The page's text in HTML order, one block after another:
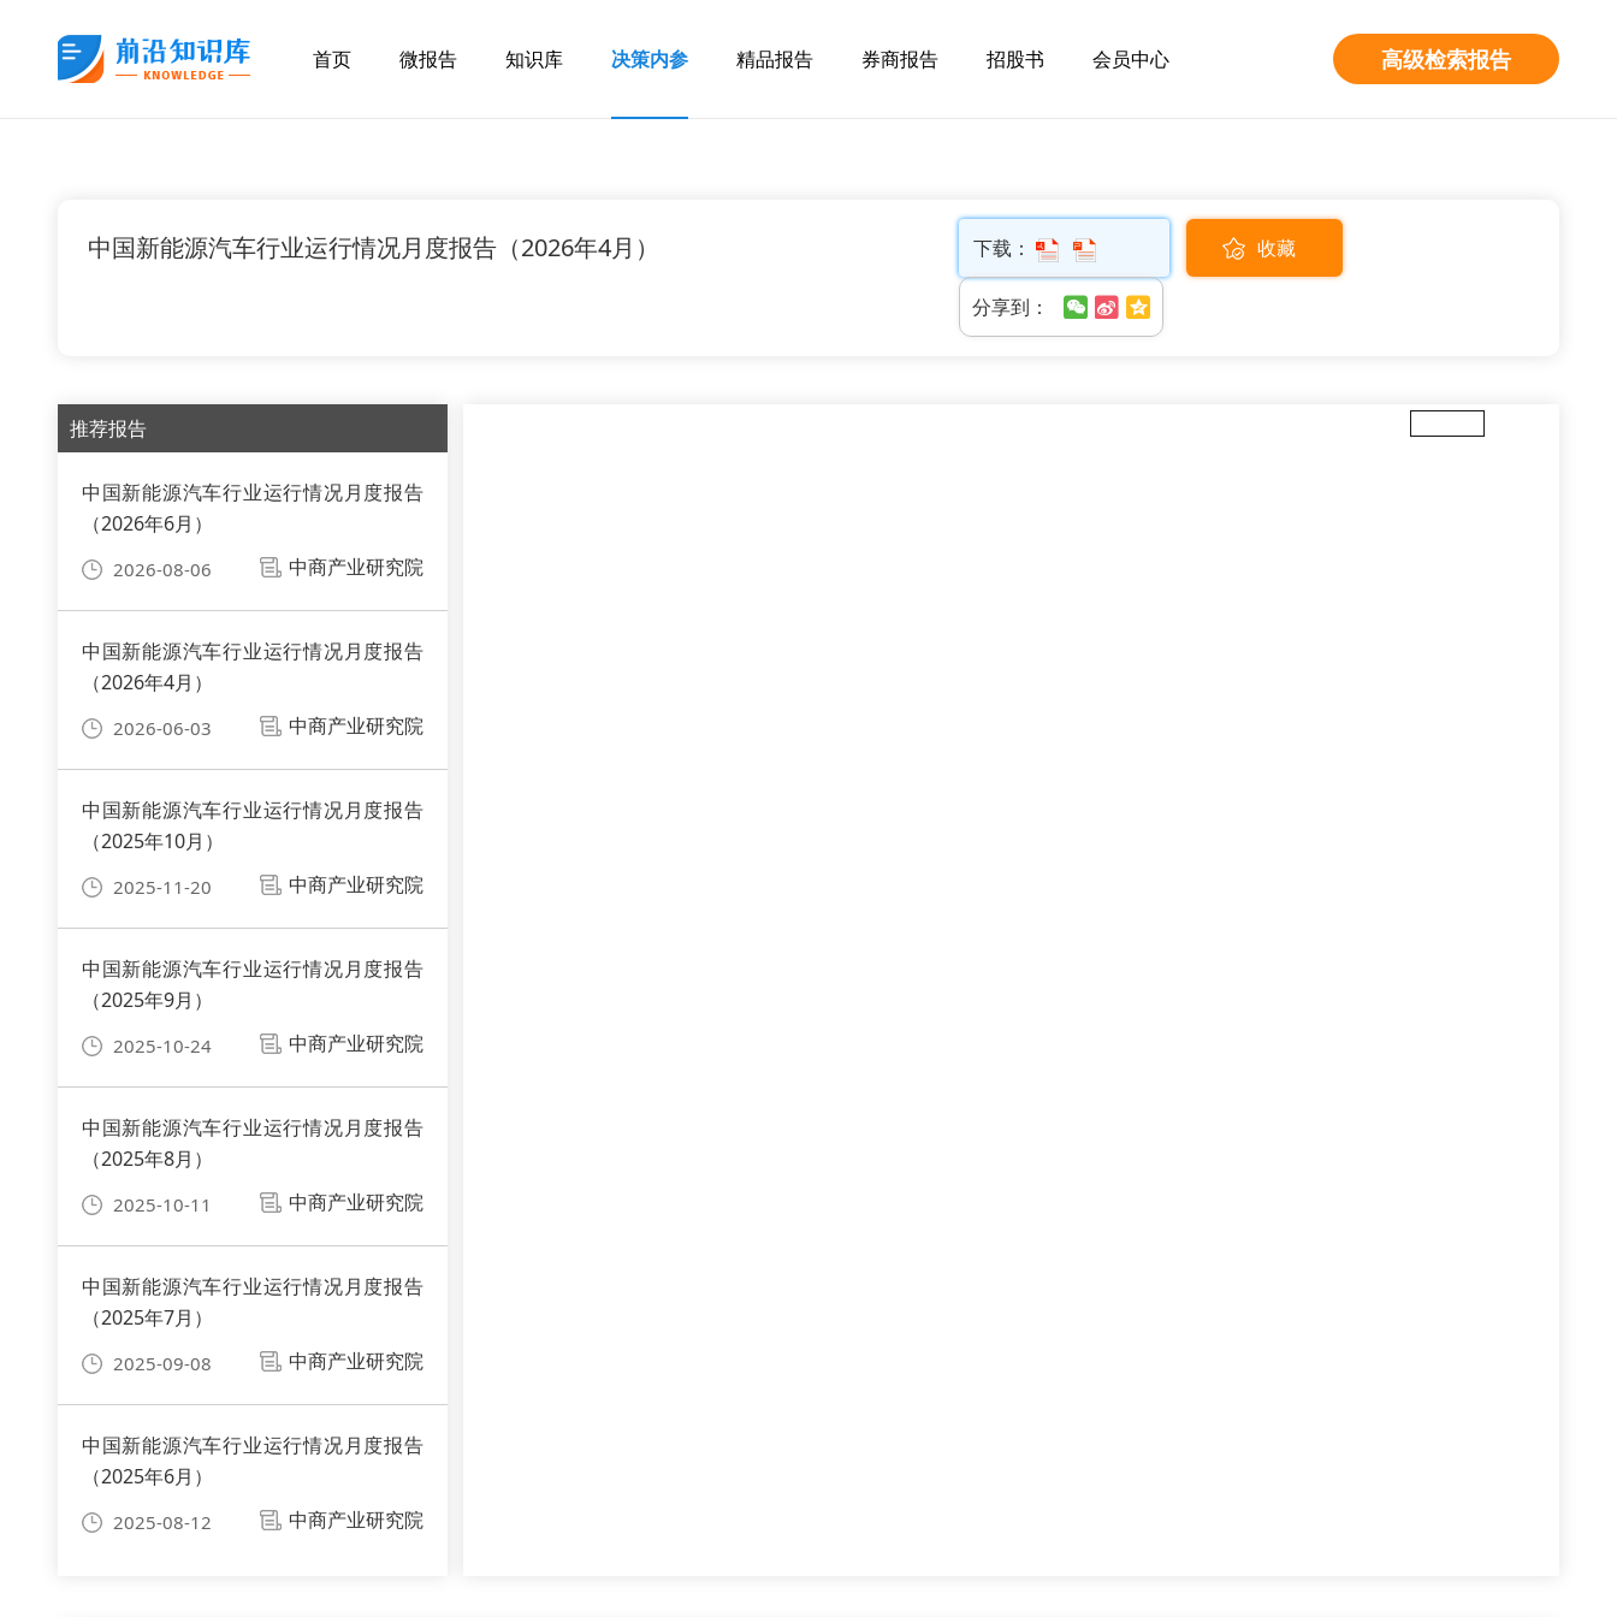
首页 微报告 知识库 决策内参 精品报告 券商报告 招股书 会员中心 高级检索报告
中国新能源汽车行业运行情况月度报告（2026年4月） 下载： 收藏
分享到：
推荐报告
中国新能源汽车行业运行情况月度报告
（2026年6月）
2026-08-06 中商产业研究院
中国新能源汽车行业运行情况月度报告
（2026年4月）
2026-06-03 中商产业研究院
中国新能源汽车行业运行情况月度报告
（2025年10月）
2025-11-20 中商产业研究院
中国新能源汽车行业运行情况月度报告
（2025年9月）
2025-10-24 中商产业研究院
中国新能源汽车行业运行情况月度报告
（2025年8月）
2025-10-11 中商产业研究院
中国新能源汽车行业运行情况月度报告
（2025年7月）
2025-09-08 中商产业研究院
中国新能源汽车行业运行情况月度报告
（2025年6月）
2025-08-12 中商产业研究院